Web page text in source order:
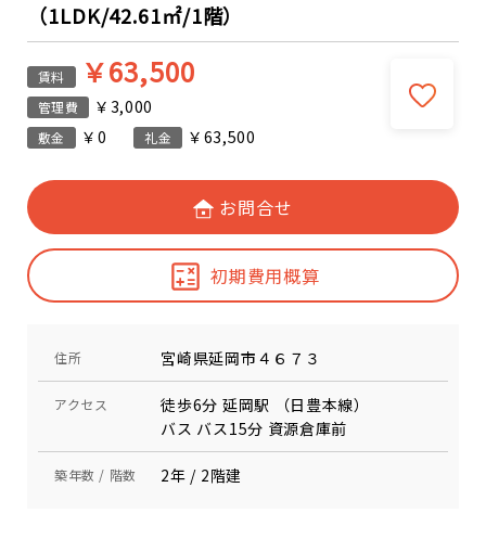
（1LDK/42.61㎡/1階）
賃料 ￥63,500
管理費 ￥3,000
敷金 ￥0 礼金 ￥63,500
お問合せ
初期費用概算
住所 宮崎県延岡市４６７３
アクセス
徒歩6分 延岡駅 （日豊本線）
バス バス15分 資源倉庫前
築年数 / 階数 2年 / 2階建